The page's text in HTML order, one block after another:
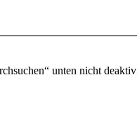
unten nicht